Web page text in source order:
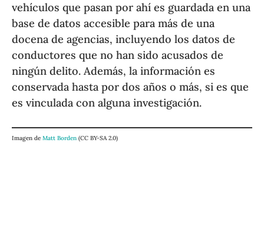
vehículos que pasan por ahí es guardada en una
base de datos accesible para más de una
docena de agencias, incluyendo los datos de
conductores que no han sido acusados de
ningún delito. Además, la información es
conservada hasta por dos años o más, si es que
es vinculada con alguna investigación.
Imagen deMatt Borden (CC BY-SA 2.0)